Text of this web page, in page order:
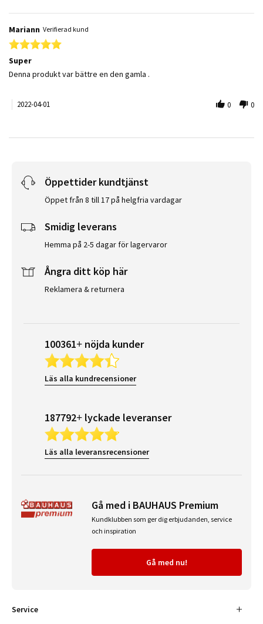
Mariann Verifierad kund
5.0 star rating
Super
Review by Mariann on 1 Apr 2022
review stating Super
Denna produkt var bättre en den gamla .
2022-04-01 0 0
Öppettider kundtjänst
Öppet från 8 till 17 på helgfria vardagar
Smidig leverans
Hemma på 2-5 dagar för lagervaror
Ångra ditt köp här
Reklamera & returnera
100361+ nöjda kunder
Läs alla kundrecensioner
187792+ lyckade leveranser
Läs alla leveransrecensioner
Gå med i BAUHAUS Premium
Kundklubben som ger dig erbjudanden, service
och inspiration
Gå med nu!
Service